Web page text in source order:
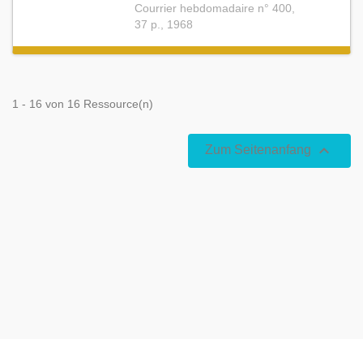
Courrier hebdomadaire n° 400,
37 p., 1968
1 - 16 von 16 Ressource(n)
Zum Seitenanfang 